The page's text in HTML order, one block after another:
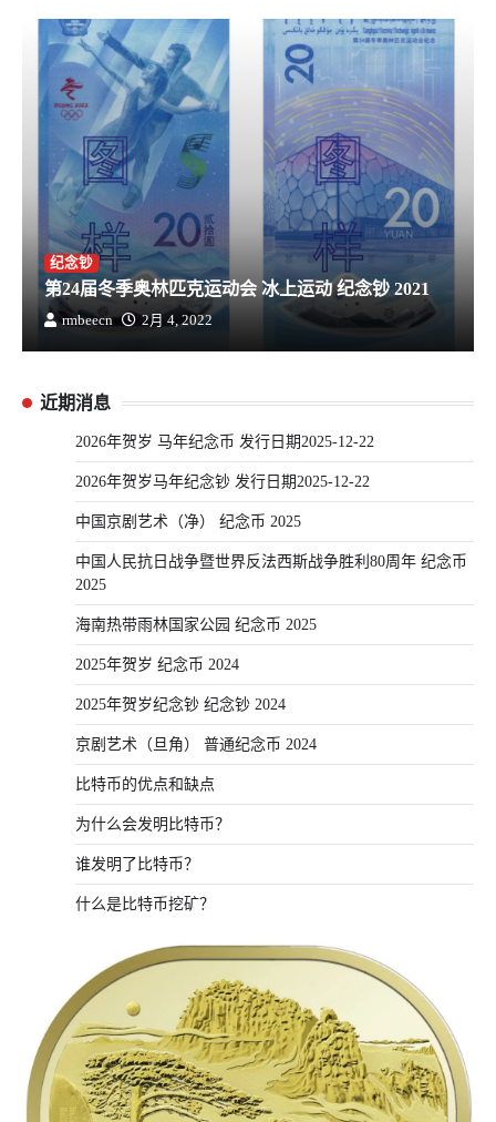
纪念钞
第24届冬季奥林匹克运动会 冰上运动 纪念钞 2021
rmbeecn 2月 4, 2022
近期消息
2026年贺岁 马年纪念币 发行日期2025-12-22
2026年贺岁马年纪念钞 发行日期2025-12-22
中国京剧艺术（净） 纪念币 2025
中国人民抗日战争暨世界反法西斯战争胜利80周年 纪念币
2025
海南热带雨林国家公园 纪念币 2025
2025年贺岁 纪念币 2024
2025年贺岁纪念钞 纪念钞 2024
京剧艺术（旦角） 普通纪念币 2024
比特币的优点和缺点
为什么会发明比特币？
谁发明了比特币？
什么是比特币挖矿？